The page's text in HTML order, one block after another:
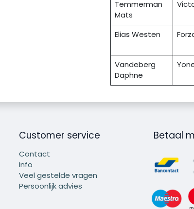
Temmerman
Mats
Elias Westen
Vandeberg
Daphne
Customer service
Contact
Info
Veel gestelde vragen
Persoonlijk advies
Betaal